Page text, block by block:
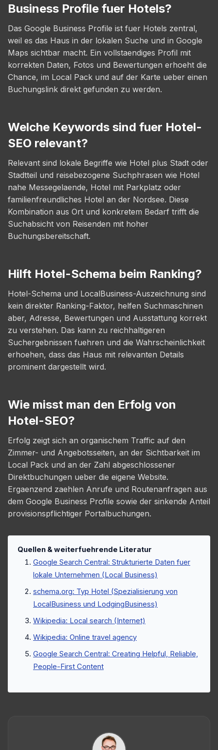
Business Profile fuer Hotels?
Das Google Business Profile ist fuer Hotels zentral,
weil es das Haus in der lokalen Suche und in Google
Maps sichtbar macht. Ein vollstaendiges Profil mit
korrekten Daten, Fotos und Bewertungen erhoeht die
Chance, im Local Pack und auf der Karte ueber einen
Buchungslink direkt gefunden zu werden.
Welche Keywords sind fuer Hotel-
SEO relevant?
Relevant sind lokale Begriffe wie Hotel plus Stadt oder
Stadtteil und reisebezogene Suchphrasen wie Hotel
nahe Messegelaende, Hotel mit Parkplatz oder
familienfreundliches Hotel an der Nordsee. Diese
Kombination aus Ort und konkretem Bedarf trifft die
Suchabsicht von Reisenden mit hoher
Buchungsbereitschaft.
Hilft Hotel-Schema beim Ranking?
Hotel-Schema und LocalBusiness-Auszeichnung sind
kein direkter Ranking-Faktor, helfen Suchmaschinen
aber, Adresse, Bewertungen und Ausstattung korrekt
zu verstehen. Das kann zu reichhaltigeren
Suchergebnissen fuehren und die Wahrscheinlichkeit
erhoehen, dass das Haus mit relevanten Details
prominent dargestellt wird.
Wie misst man den Erfolg von
Hotel-SEO?
Erfolg zeigt sich an organischem Traffic auf den
Zimmer- und Angebotsseiten, an der Sichtbarkeit im
Local Pack und an der Zahl abgeschlossener
Direktbuchungen ueber die eigene Website.
Ergaenzend zaehlen Anrufe und Routenanfragen aus
dem Google Business Profile sowie der sinkende Anteil
provisionspflichtiger Portalbuchungen.
Quellen & weiterfuehrende Literatur
Google Search Central: Strukturierte Daten fuer
lokale Unternehmen (Local Business)
schema.org: Typ Hotel (Spezialisierung von
LocalBusiness und LodgingBusiness)
Wikipedia: Local search (Internet)
Wikipedia: Online travel agency
Google Search Central: Creating Helpful, Reliable,
People-First Content